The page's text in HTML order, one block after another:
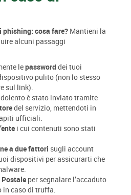
phishing: cosa fare? Mantieni la
alcuni passaggi
lepassword dei tuoi
pulito (non lo stesso
sul link).
è stato inviato tramite
del servizio, mettendoti in
ufficiali.
i cui contenuti sono stati
a due fattori sugli account
dispositivi per assicurarti che
per segnalare l’accaduto
in caso di truffa.